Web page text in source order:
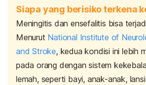
Siapa yang berisiko terkena
Meningitis dan ensefalitis bisa
Menurut National Institute of
and Stroke, kedua kondisi ini lebih
pada orang dengan sistem
lemah, seperti bayi, anak-anak,